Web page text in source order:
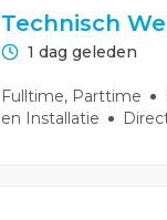
Technisch
1 dag geleden
Fulltime, Parttime
en Installatie